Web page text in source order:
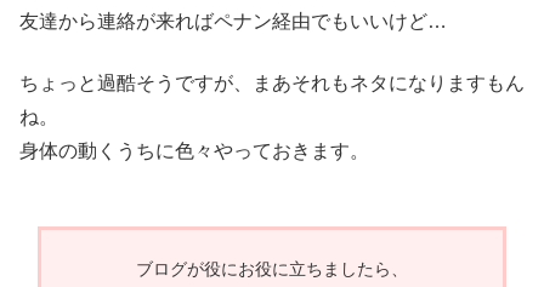
友達から連絡が来ればペナン経由でもいいけど…
ちょっと過酷そうですが、まあそれもネタになりますもん
ね。
身体の動くうちに色々やっておきます。
ブログが役にお役に立ちましたら、